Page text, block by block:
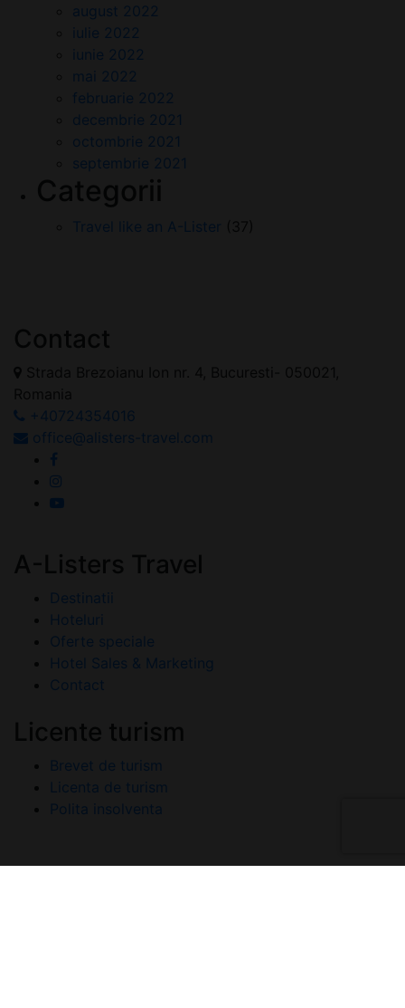
august 2022
iulie 2022
iunie 2022
mai 2022
februarie 2022
decembrie 2021
octombrie 2021
septembrie 2021
Travel like an A-Lister
+40724354016
office@alisters-travel.com
Destinatii
Hoteluri
Oferte speciale
Hotel Sales & Marketing
Contact
Brevet de turism
Licenta de turism
Polita insolventa